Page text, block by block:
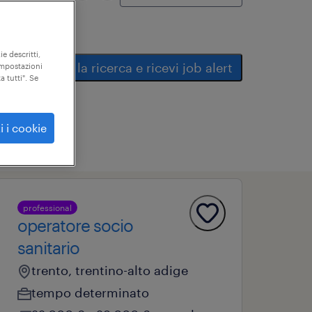
salva la ricerca e ricevi job alert
professional
operatore socio
sanitario
trento, trentino-alto adige
tempo determinato
descritti,
tutti". Se
i cookie